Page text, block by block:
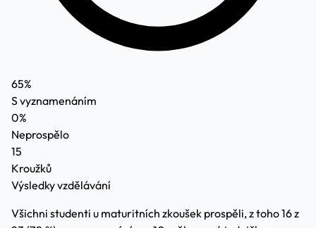
65%
S vyznamenáním
0%
Neprospělo
15
Kroužků
Výsledky vzdělávání
Všichni studenti u maturitních zkoušek prospěli, z toho 16 z